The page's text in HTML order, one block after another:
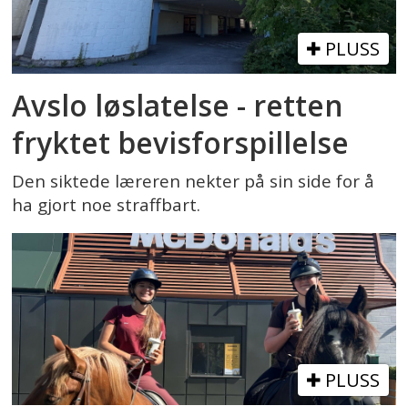
PLUSS
Avslo løslatelse - retten
fryktet bevisforspillelse
Den siktede læreren nekter på sin side for å
ha gjort noe straffbart.
PLUSS